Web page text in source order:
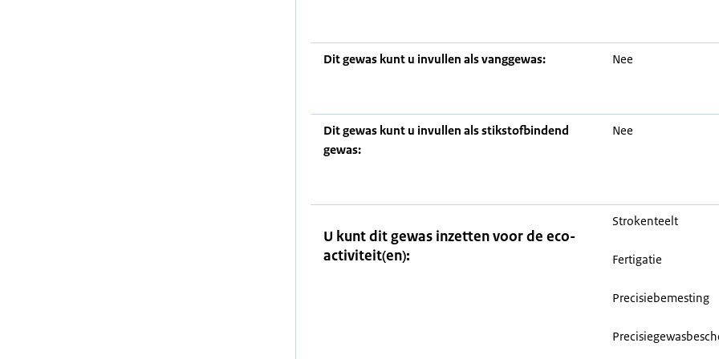
Dit gewas kunt u invullen als vanggewas: Nee
Dit gewas kunt u invullen als stikstofbindend
gewas:
Nee
U kunt dit gewas inzetten voor de eco-
activiteit(en):
Strokenteelt
Fertigatie
Precisiebemesting